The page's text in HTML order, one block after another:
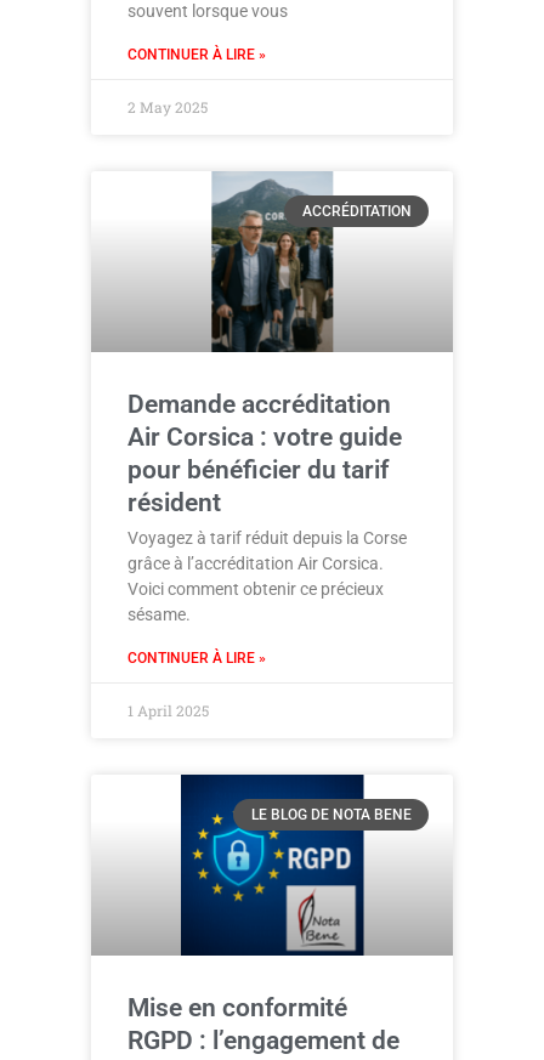
souvent lorsque vous
CONTINUER À LIRE »
2 May 2025
ACCRÉDITATION
Demande accréditation
Air Corsica : votre guide
pour bénéficier du tarif
résident
Voyagez à tarif réduit depuis la Corse
grâce à l’accréditation Air Corsica.
Voici comment obtenir ce précieux
sésame.
CONTINUER À LIRE »
1 April 2025
LE BLOG DE NOTA BENE
Mise en conformité
RGPD : l’engagement de